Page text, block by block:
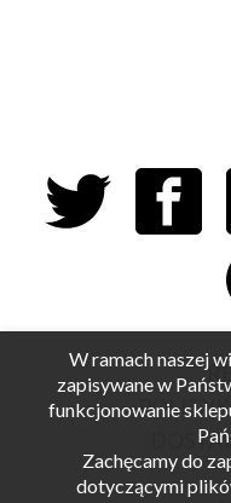
W ramach naszej
zapisywane w
funkcjonowanie
Zachęcamy do
dotyczącymi